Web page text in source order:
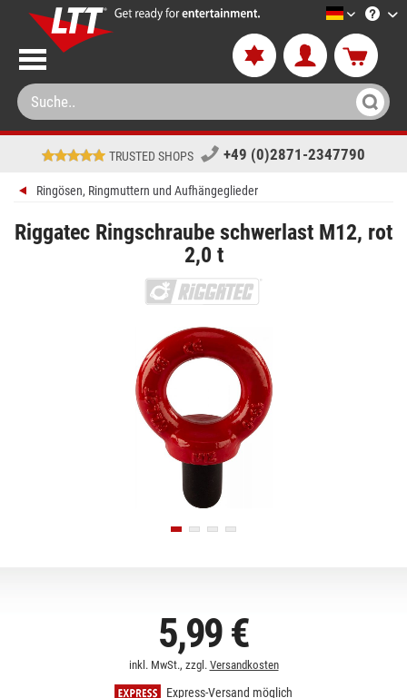
LTT-
TRUSTED SHOPS +49 (0)2871-2347790
Ringösen, Ringmuttern und Aufhängeglieder
Riggatec Ringschraube schwerlast M12, rot
2,0 t
5,99 €
inkl. MwSt., zzgl. Versandkosten
Express-Versand möglich